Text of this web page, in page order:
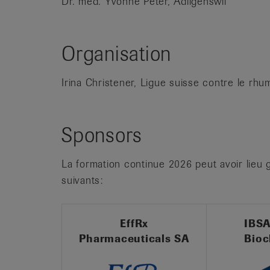
Organisation
Irina Christener, Ligue suisse contre le
Sponsors
La formation continue 2026 peut avoir lieu
suivants:
EffRx
Pharmaceuticals SA